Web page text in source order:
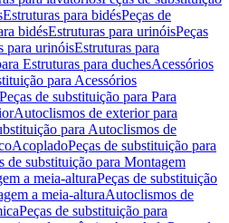
Estruturas para bidésPeças de
bidésEstruturas para urinóisPeças
para urinóisEstruturas para
Estruturas para duchesAcessórios
para Acessórios
Peças de substituição para Para
Autoclismos de exterior para
para Autoclismos de
AcopladoPeças de substituição para
de substituição para Montagem
a meia-alturaPeças de substituição
a meia-alturaAutoclismos de
Peças de substituição para